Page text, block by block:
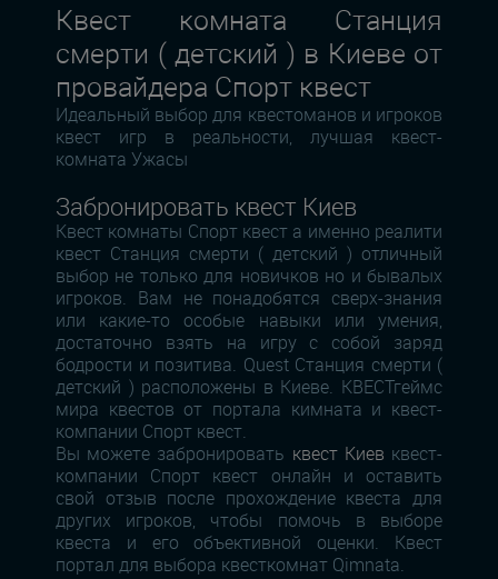
Квест комната Станция
смерти ( детский ) в Киеве от
провайдера Спорт квест
Идеальный выбор для квестоманов и игроков
квест игр в реальности, лучшая квест-
комната Ужасы
Забронировать квест Киев
Квест комнаты Спорт квест а именно реалити
квест Станция смерти ( детский ) отличный
выбор не только для новичков но и бывалых
игроков. Вам не понадобятся сверх-знания
или какие-то особые навыки или умения,
достаточно взять на игру с собой заряд
бодрости и позитива. Quest Станция смерти (
детский ) расположены в Киеве. КВЕСТгеймс
мира квестов от портала кимната и квест-
компании Спорт квест.
Вы можете забронировать квест Киев квест-
компании Спорт квест онлайн и оставить
свой отзыв после прохождение квеста для
других игроков, чтобы помочь в выборе
квеста и его объективной оценки. Квест
портал для выбора квесткомнат Qimnata.